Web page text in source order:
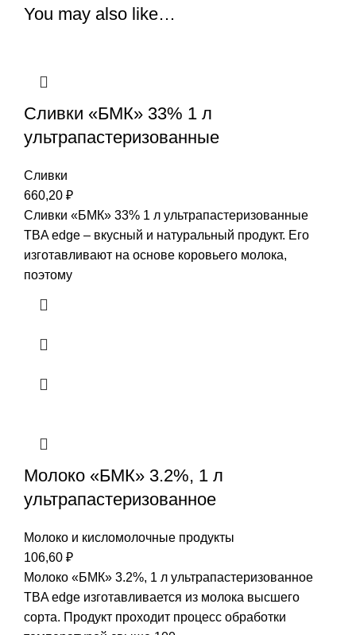
You may also like…
Сливки «БМК» 33% 1 л
ультрапастеризованные
Сливки
660,20 ₽
Сливки «БМК» 33% 1 л ультрапастеризованные
TBA edge – вкусный и натуральный продукт. Его
изготавливают на основе коровьего молока,
поэтому
Молоко «БМК» 3.2%, 1 л
ультрапастеризованное
Молоко и кисломолочные продукты
106,60 ₽
Молоко «БМК» 3.2%, 1 л ультрапастеризованное
TBA edge изготавливается из молока высшего
сорта. Продукт проходит процесс обработки